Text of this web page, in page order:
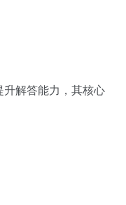
升解答能力，其核心